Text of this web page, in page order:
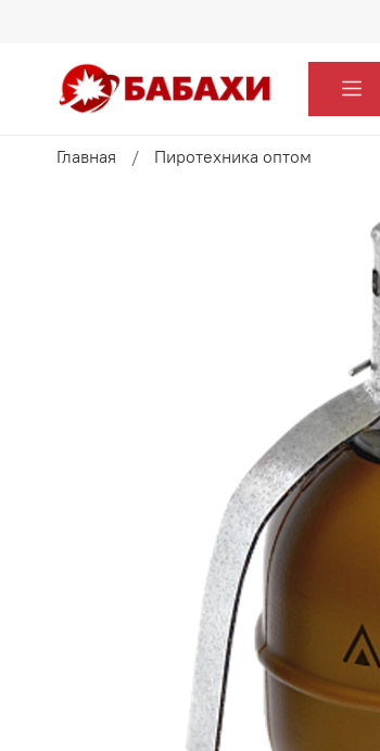
Главная Пиротехника оптом